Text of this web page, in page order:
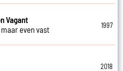
Vagant
even vast
1997
2018